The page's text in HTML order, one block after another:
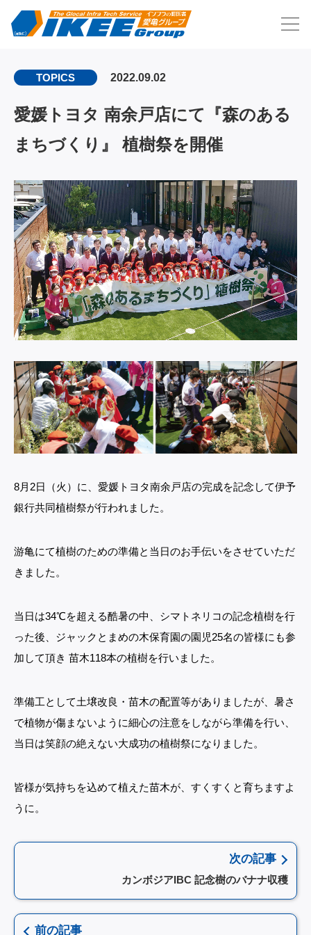
TOPICS 2022.09.02
愛媛トヨタ 南余戸店にて『森のある
まちづくり』 植樹祭を開催
8月2日（火）に、愛媛トヨタ南余戸店の完成を記念して伊予
銀行共同植樹祭が行われました。
游亀にて植樹のための準備と当日のお手伝いをさせていただ
きました。
当日は34℃を超える酷暑の中、シマトネリコの記念植樹を行
った後、ジャックとまめの木保育園の園児25名の皆様にも参
加して頂き 苗木118本の植樹を行いました。
準備工として土壌改良・苗木の配置等がありましたが、暑さ
で植物が傷まないように細心の注意をしながら準備を行い、
当日は笑顔の絶えない大成功の植樹祭になりました。
皆様が気持ちを込めて植えた苗木が、すくすくと育ちますよ
うに。
次の記事
カンボジアIBC 記念樹のバナナ収穫
前の記事